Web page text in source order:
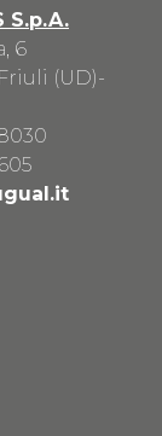
S.p.A.
6
(UD)-